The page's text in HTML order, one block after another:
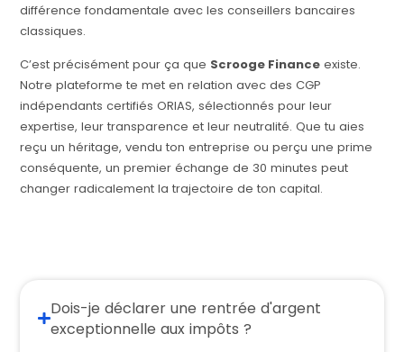
différence fondamentale avec les conseillers bancaires
classiques.
C’est précisément pour ça que Scrooge Finance existe.
Notre plateforme te met en relation avec des CGP
indépendants certifiés ORIAS, sélectionnés pour leur
expertise, leur transparence et leur neutralité. Que tu aies
reçu un héritage, vendu ton entreprise ou perçu une prime
conséquente, un premier échange de 30 minutes peut
changer radicalement la trajectoire de ton capital.
Dois-je déclarer une rentrée d'argent
exceptionnelle aux impôts ?